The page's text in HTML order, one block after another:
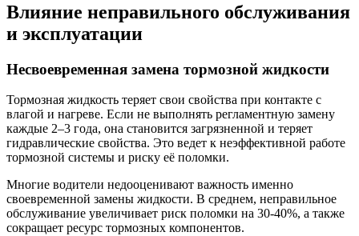
Влияние неправильного обслуживания
и эксплуатации
Несвоевременная замена тормозной жидкости
Тормозная жидкость теряет свои свойства при контакте с
влагой и нагреве. Если не выполнять регламентную замену
каждые 2–3 года, она становится загрязненной и теряет
гидравлические свойства. Это ведет к неэффективной работе
тормозной системы и риску её поломки.
Многие водители недооценивают важность именно
своевременной замены жидкости. В среднем, неправильное
обслуживание увеличивает риск поломки на 30-40%, а также
сокращает ресурс тормозных компонентов.